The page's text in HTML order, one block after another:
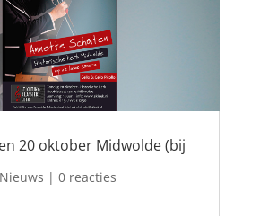
20 oktober Midwolde (bij
Nieuws | 0 reacties